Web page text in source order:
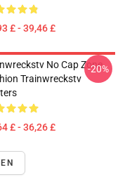
£ - 39,46 £
No Cap Zone
Trainwreckstv
£ - 36,26 £
-20%